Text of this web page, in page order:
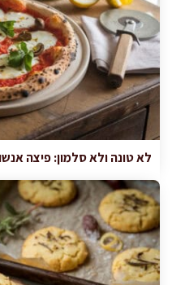
לא טונה ולא סלמון: פיצה